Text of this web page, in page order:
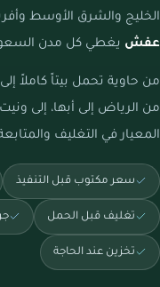
الخليج والشرق الأوسط
عفش يغطي كل مدن
من حاوية تحمل بيتاً كاملاً
من الرياض إلى أبها، إلى
المعيار في التغليف
سعر مكتوب قبل التنفيذ
تغليف قبل الحمل
تخزين عند الحاجة